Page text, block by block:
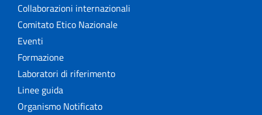
Collaborazioni internazionali
Comitato Etico Nazionale
Eventi
Formazione
Laboratori di riferimento
Linee guida
Organismo Notificato